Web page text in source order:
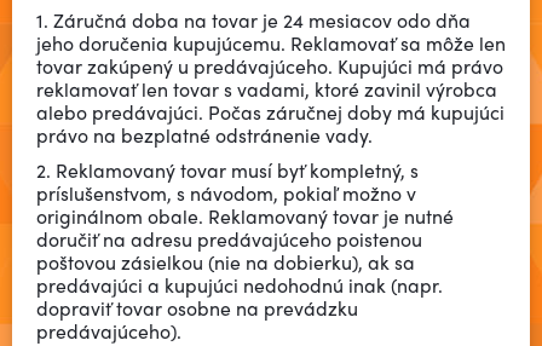
1. Záručná doba na tovar je 24 mesiacov odo dňa
jeho doručenia kupujúcemu. Reklamovať sa môže len
tovar zakúpený u predávajúceho. Kupujúci má právo
reklamovať len tovar s vadami, ktoré zavinil výrobca
alebo predávajúci. Počas záručnej doby má kupujúci
právo na bezplatné odstránenie vady.
2. Reklamovaný tovar musí byť kompletný, s
príslušenstvom, s návodom, pokiaľ možno v
originálnom obale. Reklamovaný tovar je nutné
doručiť na adresu predávajúceho poistenou
poštovou zásielkou (nie na dobierku), ak sa
predávajúci a kupujúci nedohodnú inak (napr.
dopraviť tovar osobne na prevádzku
predávajúceho).